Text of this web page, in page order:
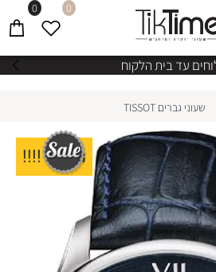
עד בית הלקוח
0 0
שעוני גברים TISSOT
מבצע !!!!